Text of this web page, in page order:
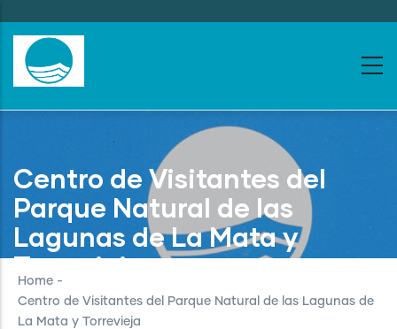
to
main
content
Centro de Visitantes del
Parque Natural de las
Lagunas de La Mata y
Torrevieja
Home -
Centro de Visitantes del Parque Natural de las Lagunas de
La Mata y Torrevieja